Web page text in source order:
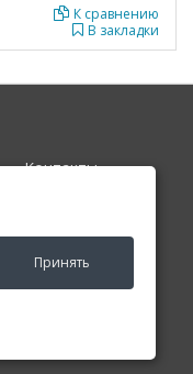
Принять
В закладки
К сравнению
Контакты